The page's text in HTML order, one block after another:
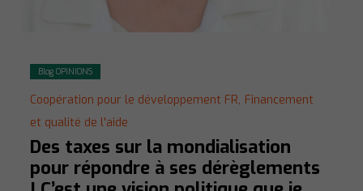
Blog OPINIONS
Coopération pour le développement FR, Financement
et qualité de l'aide
Des taxes sur la mondialisation
pour répondre à ses dérèglements